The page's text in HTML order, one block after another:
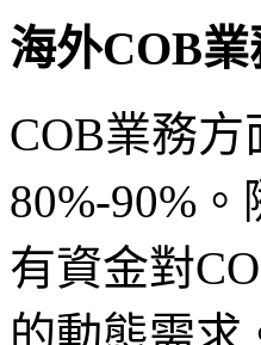
海外COB
COB業務
80%-90%
有資金對
的動態需求